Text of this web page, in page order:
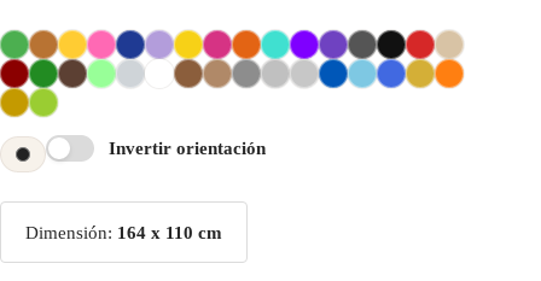
Invertir orientación
Dimensión: 164 x 110 cm